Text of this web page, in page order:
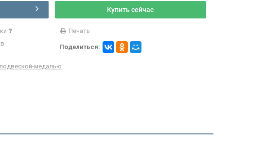
Купить сейчас
Печать
Поделиться:
медалью